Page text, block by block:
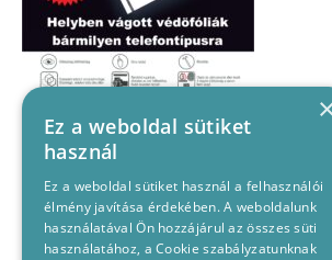
Ez a weboldal sütiket
használ
Ez a weboldal sütiket használ a felhasználói
élmény javítása érdekében. A weboldalunk
használatával Ön hozzájárul az összes süti
használatához, a Cookie szabályzatunknak